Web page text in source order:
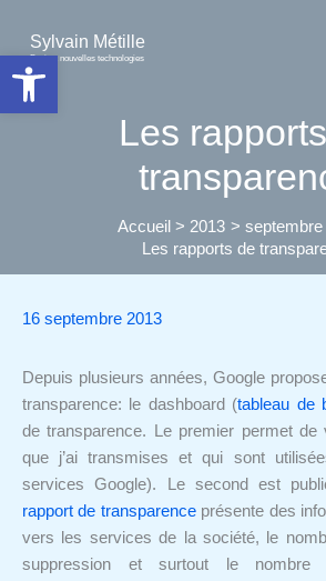
Ouvrir la barre d’outils
contenu
Sylvain Métille
Droit et nouvelles technologies
Les
Accueil 2013 septembre
Les rapports de
16 septembre 2013
Depuis plusieurs années, Google
transparence: le dashboard (tableau de
de transparence. Le premier permet de
que j’ai transmises et qui sont
services Google). Le second est
rapport de transparenceprésente des
vers les services de la société, le
suppression et surtout le nombre